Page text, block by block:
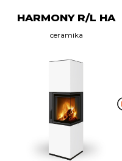
HARMONY R/L HA
ceramika